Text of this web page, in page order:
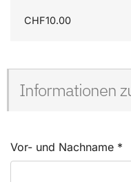
CHF10.00
Informationen
Vor- und Nachname *